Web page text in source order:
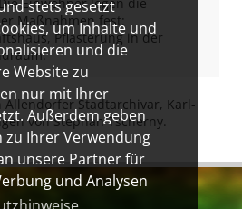
stets gesetzt
um Inhalte und
und die
Website zu
nur mit Ihrer
Außerdem geben
Ihrer Verwendung
unsere Partner für
und Analysen
Maßnahmen fest:
Pflasterung in der
Allendorfer Stadtarchivar, Karl-
von Stephan Tscherny.